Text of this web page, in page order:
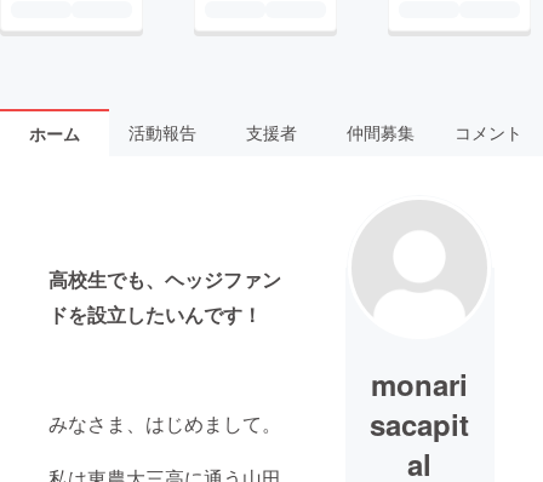
ホーム 活動報告 支援者 仲間募集 コメント
高校生でも、ヘッジファン
ドを設立したいんです！
みなさま、はじめまして。
monari
sacapit
al